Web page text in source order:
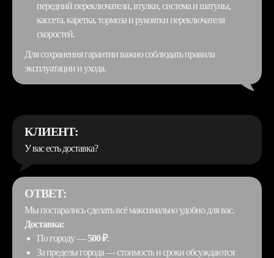
передний переключатели, втулки, система и шатуны,
кассета, каретка, тормоза и рукоятки переключателя
скоростей.
Для сохранения гарантии важно соблюдать правила
эксплуатации и ухода.
КЛИЕНТ:
У вас есть доставка?
ОТВЕТ:
Мы постарались сделать всё максимально удобно для вас.
Доставка:
По городу —500 ₽.
За пределы города — стоимость и сроки обсуждаются